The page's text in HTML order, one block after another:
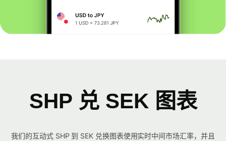
SHP 兑 SEK 图表
我们的互动式 SHP 到 SEK 兑换图表使用实时中间市场汇率，并且